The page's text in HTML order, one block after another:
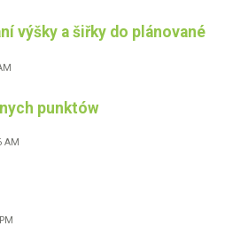
výšky a šiřky do plánované
punktów
AM